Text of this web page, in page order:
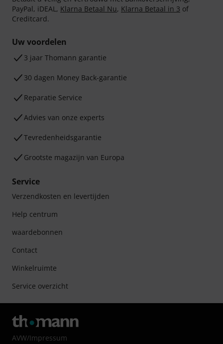
PayPal, iDEAL, Klarna Betaal Nu, Klarna Betaal in 3 of
Creditcard.
Uw voordelen
3 jaar Thomann garantie
30 dagen Money Back-garantie
Reparatie Service
Advies van onze experts
Tevredenheidsgarantie
Grootste magazijn van Europa
Service
Verzendkosten en levertijden
Help centrum
waardebonnen
Contact
Winkelruimte
Service overzicht
AVW/Impressum